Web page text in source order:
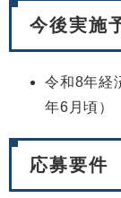
今後実施
令和8年経
年6月頃）
応募要件